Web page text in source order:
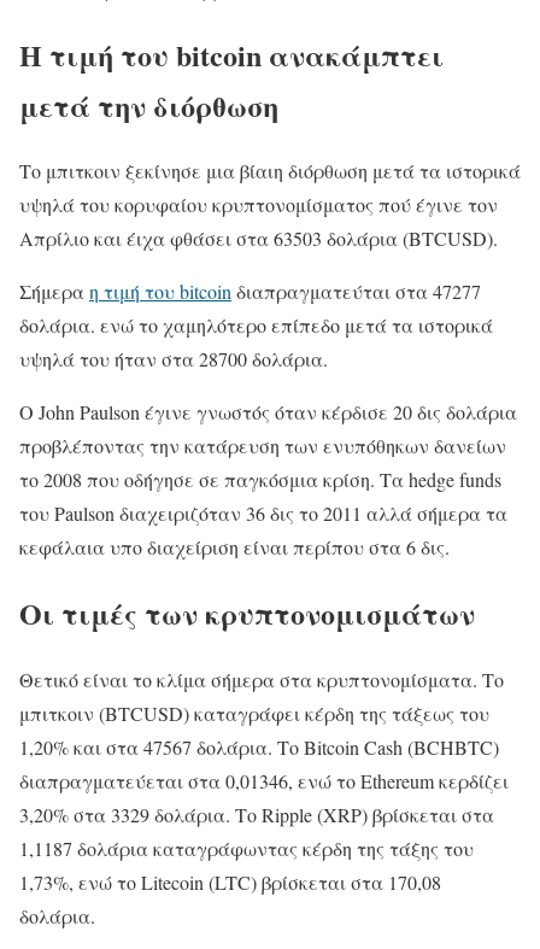
Η τιμή του bitcoin ανακάμπτει
μετά την διόρθωση
Το μπιτκοιν ξεκίνησε μια βίαιη διόρθωση μετά τα ιστορικά
υψηλά του κορυφαίου κρυπτονομίσματος πού έγινε τον
Απρίλιο και έιχα φθάσει στα 63503 δολάρια (BTCUSD).
Σήμεραη τιμή του bitcoinδιαπραγματεύται στα 47277
δολάρια. ενώ το χαμηλότερο επίπεδο μετά τα ιστορικά
υψηλά του ήταν στα 28700 δολάρια.
Ο John Paulson έγινε γνωστός όταν κέρδισε 20 δις δολάρια
προβλέποντας την κατάρευση των ενυπόθηκων δανείων
το 2008 που οδήγησε σε παγκόσμια κρίση. Τα hedge funds
του Paulson διαχειριζόταν 36 δις το 2011 αλλά σήμερα τα
κεφάλαια υπο διαχείριση είναι περίπου στα 6 δις.
Οι τιμές των κρυπτονομισμάτων
Θετικό είναι το κλίμα σήμερα στα κρυπτονομίσματα. Το
μπιτκοιν (BTCUSD) καταγράφει κέρδη της τάξεως του
1,20% και στα 47567 δολάρια. Το Bitcoin Cash (BCHBTC)
διαπραγματεύεται στα 0,01346, ενώ το Ethereum κερδίζει
3,20% στα 3329 δολάρια. Το Ripple (XRP) βρίσκεται στα
1,1187 δολάρια καταγράφωντας κέρδη της τάξης του
1,73%, ενώ το Litecoin (LTC) βρίσκεται στα 170,08
δολάρια.